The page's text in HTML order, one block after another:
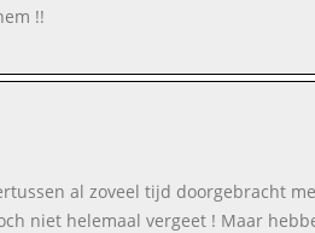
!!
al zoveel tijd doorgebracht
niet helemaal vergeet ! Maar